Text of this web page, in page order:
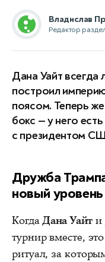
Владислав
Редактор
Дана Уайт всегда
построил
поясом. Теперь
бокс — у него
с президентом
Дружба
новый уровень
КогдаДана Уайти
турнир вместе,
ритуал, за